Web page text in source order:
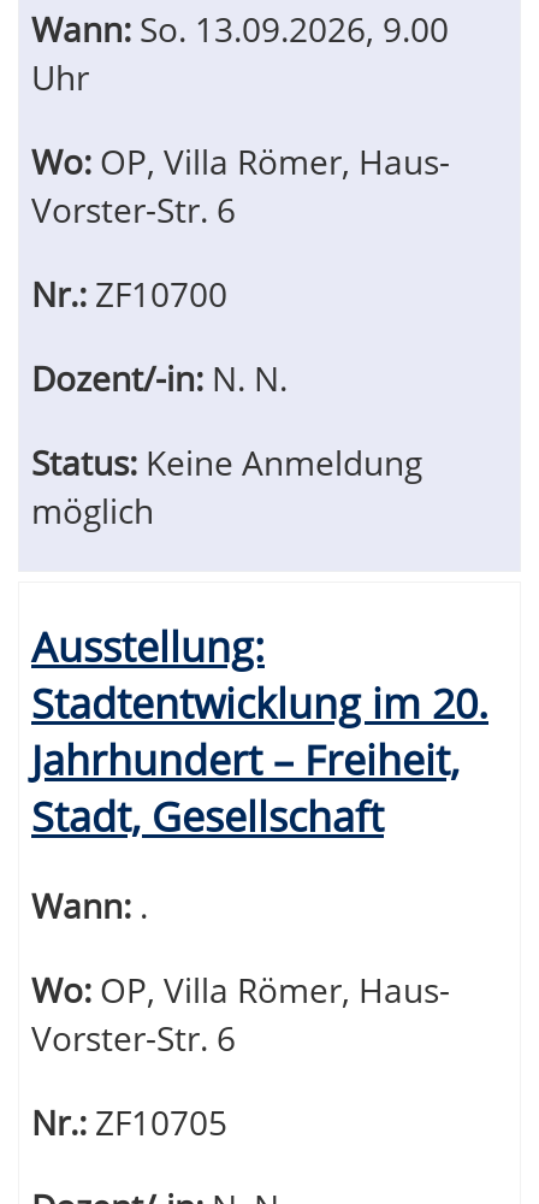
Wann: So. 13.09.2026, 9.00
Uhr
Wo: OP, Villa Römer, Haus-
Vorster-Str. 6
Nr.: ZF10700
Dozent/-in: N. N.
Status: Keine Anmeldung
möglich
Ausstellung:
Stadtentwicklung im 20.
Jahrhundert – Freiheit,
Stadt, Gesellschaft
Wann: .
Wo: OP, Villa Römer, Haus-
Vorster-Str. 6
Nr.: ZF10705